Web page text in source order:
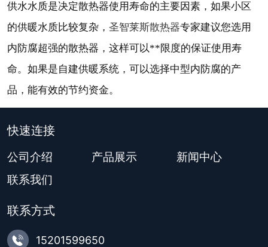
供水水质是决定散热器使用寿命的主要因素，如果小区
的供暖水质比较复杂， 圣智莱斯散热器专家建议您选用
内防腐超强的散热器，这样可以**限度的保证使用寿
命。如果是自建供暖系统，可以选择中型内防腐的产
品，能有效的节约资金。
快速连接
公司介绍 产品展示
新闻中心
联系我们
联系方式
 15201599650